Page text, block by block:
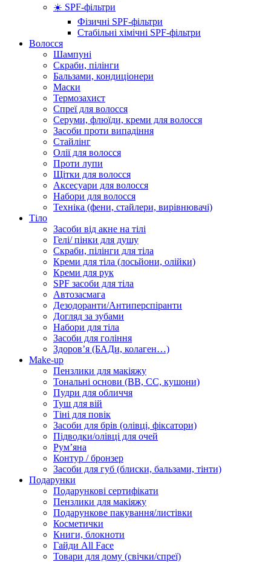
☀️ SPF-фільтри
Фізичні SPF-фільтри
Стабільні хімічні SPF-фільтри
Волосся
Шампуні
Скраби, пілінги
Бальзами, кондиціонери
Маски
Термозахист
Спреї для волосся
Серуми, флюїди, креми для волосся
Засоби проти випадіння
Стайлінг
Олії для волосся
Проти лупи
Щітки для волосся
Аксесуари для волосся
Набори для волосся
Техніка (фени, стайлери, вирівнювачі)
Тіло
Засоби від акне на тілі
Гелі/ пінки для душу
Скраби, пілінги для тіла
Креми для тіла (лосьйони, олійки)
Креми для рук
SPF засоби для тіла
Автозасмага
Дезодоранти/Антиперспіранти
Догляд за зубами
Набори для тіла
Засоби для гоління
Здоровʼя (БАДи, колаген…)
Make-up
Пензлики для макіяжу
Тональні основи (BB, CC, кушони)
Пудри для обличчя
Туш для вій
Тіні для повік
Засоби для брів (олівці, фіксатори)
Підводки/олівці для очей
Румʼяна
Контур / бронзер
Засоби для губ (блиски, бальзами, тінти)
Подарунки
Подарункові сертифікати
Пензлики для макіяжу
Подарункове пакування/листівки
Косметички
Книги, блокноти
Гайди All Face
Товари для дому (свічки/спреї)